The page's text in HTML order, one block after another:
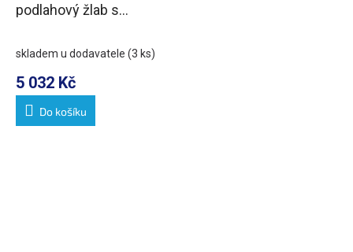
podlahový žlab s
skladem u dodavatele (3 ks)
5 032 Kč
Do košíku